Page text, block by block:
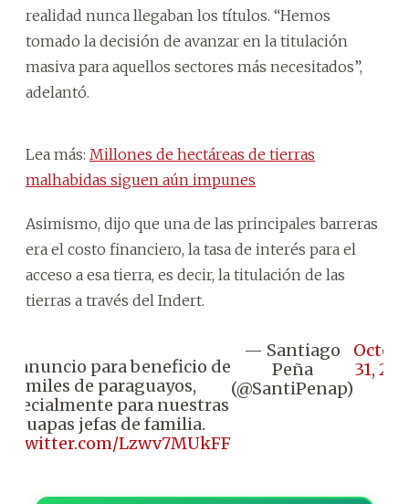
realidad nunca llegaban los títulos. “Hemos
tomado la decisión de avanzar en la titulación
masiva para aquellos sectores más necesitados”,
adelantó.
Lea más: Millones de hectáreas de tierras
malhabidas siguen aún impunes
Asimismo, dijo que una de las principales barreras
era el costo financiero, la tasa de interés para el
acceso a esa tierra, es decir, la titulación de las
tierras a través del Indert.
anuncio para beneficio de
miles de paraguayos,
para nuestras
guapas jefas de familia.
Lzwv7MUkFF
— Santiago
Peña
(@SantiPenap)
31,